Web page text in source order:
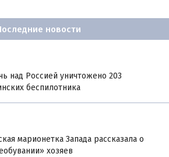
новости
над Россией уничтожено 203
беспилотника
марионетка Запада рассказала о
хозяев